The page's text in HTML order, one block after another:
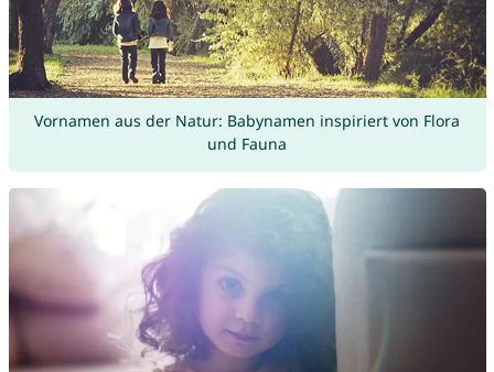
Vornamen aus der Natur: Babynamen inspiriert von Flora
und Fauna